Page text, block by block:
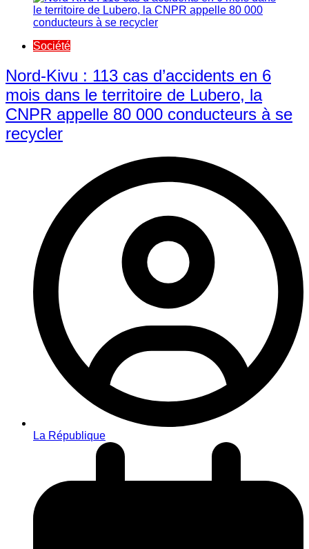
Société
Nord-Kivu : 113 cas d’accidents en 6
mois dans le territoire de Lubero, la
CNPR appelle 80 000 conducteurs à se
recycler
La République